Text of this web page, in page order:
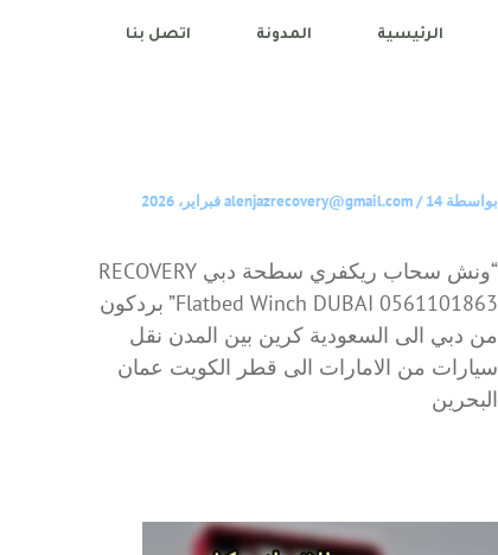
الرئيسية المدونة اتصل بنا
بواسطة alenjazrecovery@gmail.com/14 فبراير، 2026
“ونش سحاب ريكفري سطحة دبي RECOVERY
Flatbed Winch DUBAI 0561101863” بردكون
من دبي الى السعودية كرين بين المدن نقل
سيارات من الامارات الى قطر الكويت عمان
البحرين